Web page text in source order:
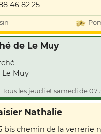
46 82 25
de Le Muy
Le Muy
Tous les jeudi et samedi de
Nathalie
bis chemin de la verrerie